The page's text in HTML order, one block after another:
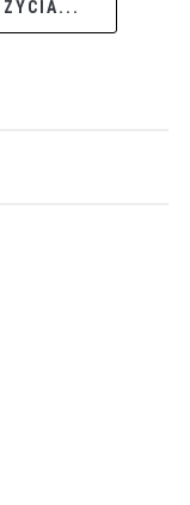
ŻYCIA...